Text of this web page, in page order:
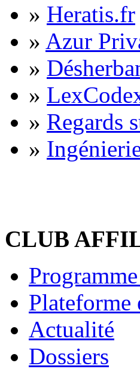
» Heratis.fr
» Azur
»
»
» Regards
»
CLUB
Plateforme
Actualité
Dossiers